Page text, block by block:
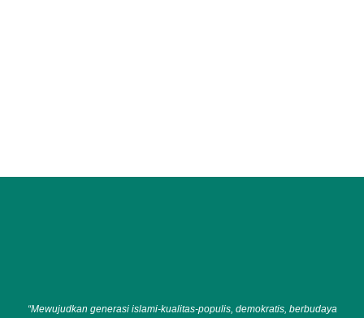
“Mewujudkan generasi islami-kualitas-populis, demokratis, berbudaya